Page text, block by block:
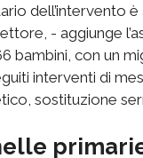
dell’intervento è
- aggiunge
bambini, con un
interventi di
sostituzione